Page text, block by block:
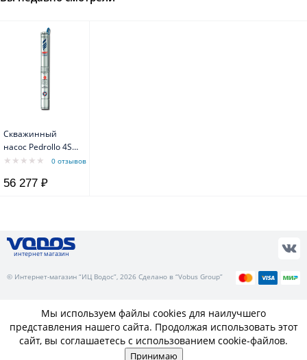
Скважинный
насос Pedrollo 4SR
8/ 9 F-PD с
двигателем 4PD
0 отзывов
56 277 ₽
интернет магазин
© Интернет-магазин “ИЦ Водос”, 2026 Сделано в “Vobus Group”
Мы используем файлы cookies для наилучшего
представления нашего сайта. Продолжая использовать этот
сайт, вы соглашаетесь с использованием cookie-файлов.
Принимаю